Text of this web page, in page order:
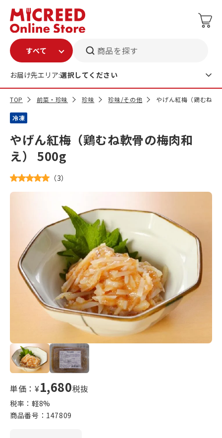
商品を探す
お届け先エリア:選択してください
TOP 前菜・珍味 珍味 珍味/その他 やげん紅梅（鶏むね
冷凍
やげん紅梅（鶏むね軟骨の梅肉和
え） 500g
（3）
単価：¥1,680税抜
税率：軽8%
商品番号： 147809